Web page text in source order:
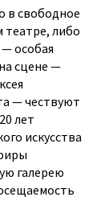
в свободное
либо
особая
сцене —
— чествуют
лет
искусства
галерею